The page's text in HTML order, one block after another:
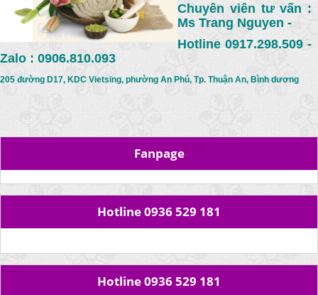
Chuyên viên tư vấn :
Ms Trang Nguyen -
Hotline 0917.298.509 -
Zalo : 0906.810.093
205 đường D17, KDC Vietsing, phường An Phú, Tp. Thuận An, Bình dương
Fanpage
Hotline 0936 529 181
Hotline 0936 529 181